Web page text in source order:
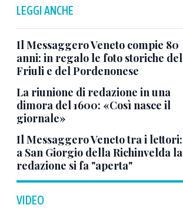
LEGGI ANCHE
Il Messaggero Veneto compie 80
anni: in regalo le foto storiche del
Friuli e del Pordenonese
La riunione di redazione in una
dimora del 1600: «Così nasce il
giornale»
Il Messaggero Veneto tra i lettori:
a San Giorgio della Richinvelda la
redazione si fa "aperta"
VIDEO